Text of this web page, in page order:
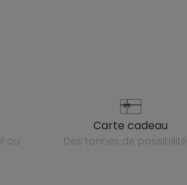
carte cadeau
des tonnes de